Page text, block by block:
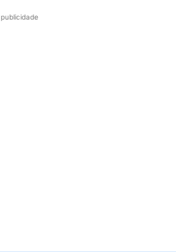
publicidade